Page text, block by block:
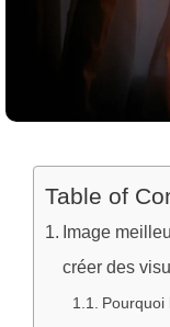
Table of
Image
créer des